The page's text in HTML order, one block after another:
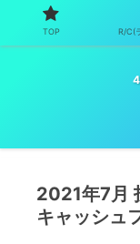
2021年7月
キャッシュ
TOP R/C(